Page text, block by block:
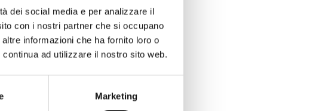
dei social media e per analizzare il
con i nostri partner che si occupano
informazioni che ha fornito loro o
ad utilizzare il nostro sito web.
Marketing
zolla “mare”